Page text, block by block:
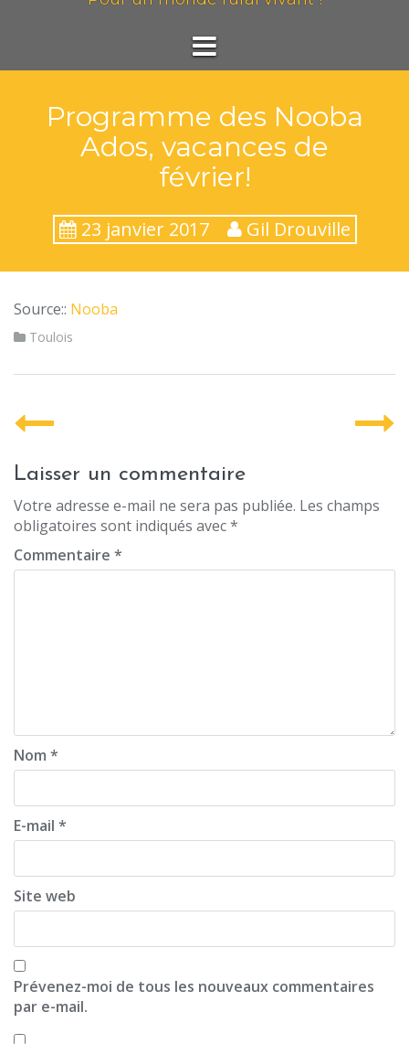
Programme des Nooba
Ados, vacances de
février!
23 janvier 2017 Gil Drouville
Source:: Nooba
Toulois
P
s
t
n
a
i
o
n
Laisser un commentaire
Votre adresse e-mail ne sera pas publiée. Les champs
obligatoires sont indiqués avec*
Commentaire *
Nom *
E-mail *
Site web
Prévenez-moi de tous les nouveaux commentaires
par e-mail.